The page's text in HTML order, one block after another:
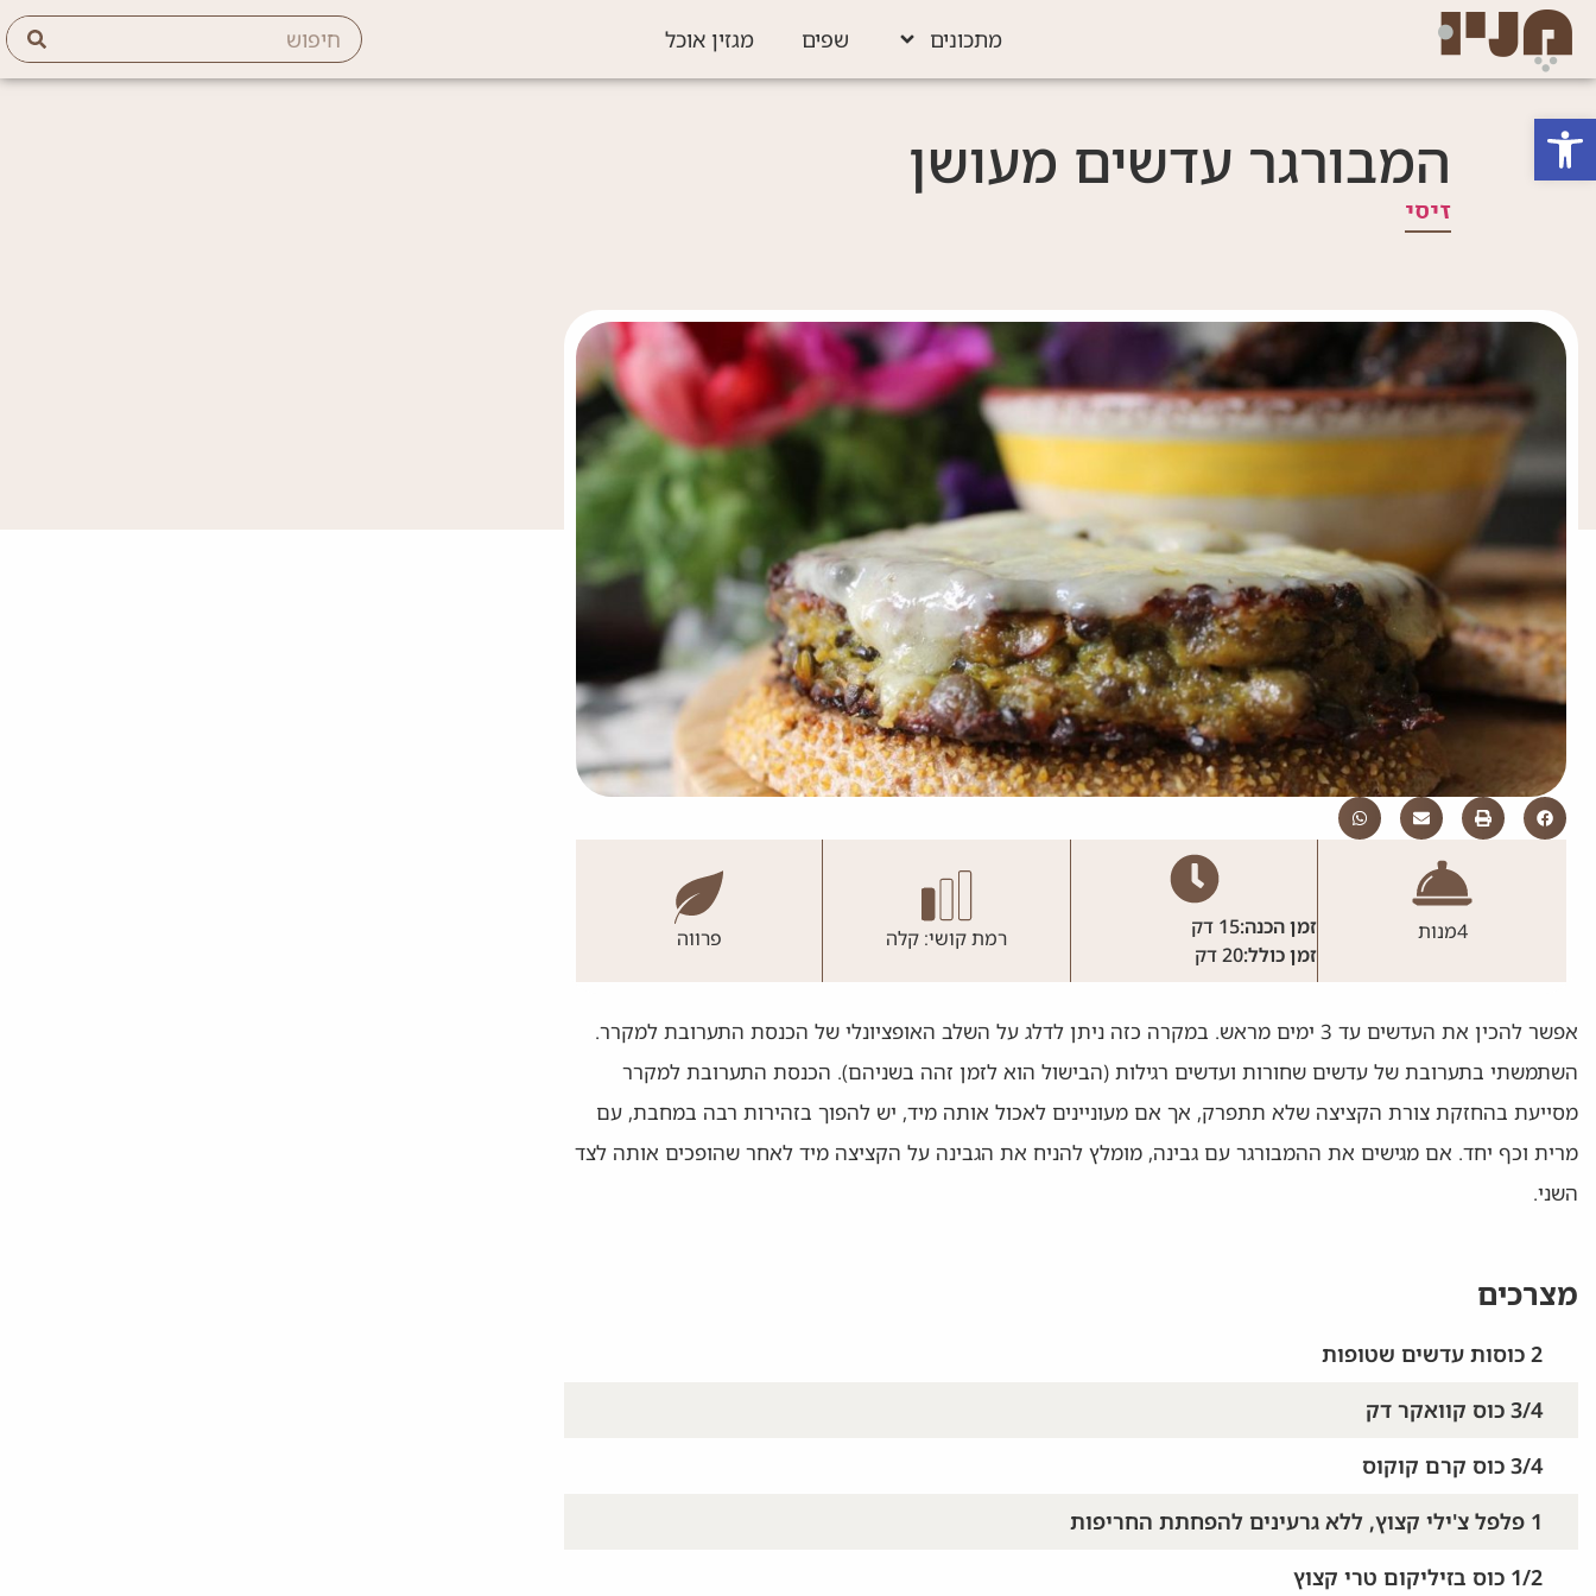
פתח סרגל נגישות
מתכונים שפים מגזין אוכל
המבורגר עדשים מעושן
זיסי
4מנות זמן הכנה:15 דק
זמן כולל:20 דק
רמת קושי: קלה פרווה
אפשר להכין את העדשים עד 3 ימים מראש. במקרה כזה ניתן לדלג על השלב האופציונלי של הכנסת התערובת למקרר.
השתמשתי בתערובת של עדשים שחורות ועדשים רגילות (הבישול הוא לזמן זהה בשניהם). הכנסת התערובת למקרר
מסייעת בהחזקת צורת הקציצה שלא תתפרק, אך אם מעוניינים לאכול אותה מיד, יש להפוך בזהירות רבה במחבת, עם
מרית וכף יחד. אם מגישים את ההמבורגר עם גבינה, מומלץ להניח את הגבינה על הקציצה מיד לאחר שהופכים אותה לצד
השני.
מצרכים
2 כוסות עדשים שטופות
3/4 כוס קוואקר דק
3/4 כוס קרם קוקוס
1 פלפל צ'ילי קצוץ, ללא גרעינים להפחתת החריפות
1/2 כוס בזיליקום טרי קצוץ